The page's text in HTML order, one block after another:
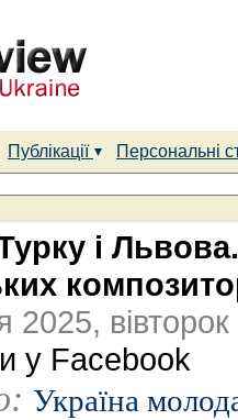
Публікації
Персональні
і
2025, вівторок
у Facebook
Україна